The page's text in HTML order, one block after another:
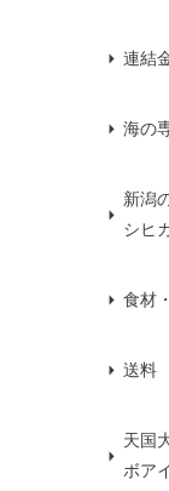
連結
海の
新潟
シヒ
食材
送料
天国
ボア